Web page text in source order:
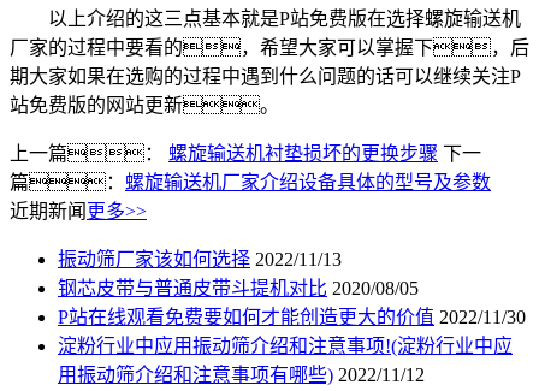
以上介绍的这三点基本就是P站免费版在选择螺旋输送机
厂家的过程中要看的，希望大家可以掌握下，后
期大家如果在选购的过程中遇到什么问题的话可以继续关注P
站免费版的网站更新。
上一篇： 螺旋输送机衬垫损坏的更换步骤 下一
篇： 螺旋输送机厂家介绍设备具体的型号及参数
近期新闻 更多>>
振动筛厂家该如何选择 2022/11/13
钢芯皮带与普通皮带斗提机对比 2020/08/05
P站在线观看免费要如何才能创造更大的价值 2022/11/30
淀粉行业中应用振动筛介绍和注意事项!(淀粉行业中应
用振动筛介绍和注意事项有哪些) 2022/11/12